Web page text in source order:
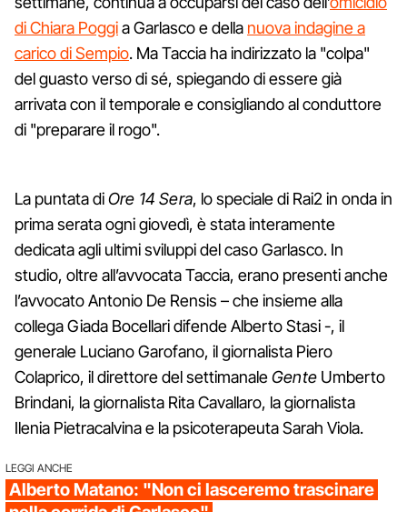
di Chiara Poggia Garlasco e della nuova indagine a
carico di Sempio. Ma Taccia ha indirizzato la "colpa"
del guasto verso di sé, spiegando di essere già
arrivata con il temporale e consigliando al conduttore
di "preparare il rogo".
La puntata diOre 14 Sera, lo speciale di Rai2 in onda in
prima serata ogni giovedì, è stata interamente
dedicata agli ultimi sviluppi del caso Garlasco. In
studio, oltre all’avvocata Taccia, erano presenti anche
l’avvocato Antonio De Rensis – che insieme alla
collega Giada Bocellari difende Alberto Stasi -, il
generale Luciano Garofano, il giornalista Piero
Colaprico, il direttore del settimanaleGenteUmberto
Brindani, la giornalista Rita Cavallaro, la giornalista
Ilenia Pietracalvina e la psicoterapeuta Sarah Viola.
LEGGI ANCHE
Alberto Matano: "Non ci lasceremo trascinare